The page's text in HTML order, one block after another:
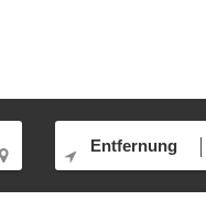
Entfernung